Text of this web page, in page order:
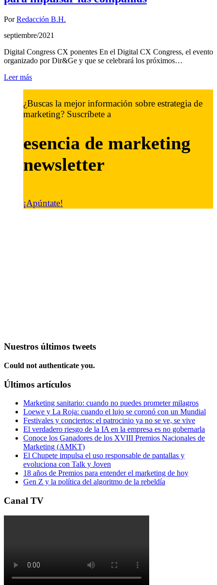
PorRedacción B.H.
septiembre/2021
Digital Congress CX ponentes En el Digital CX Congress, el evento
organizado por Dir&Ge y que se celebrará los próximos…
Leer más
¿Buscas la mejor información sobre estrategia de
marketing? Suscríbete a
esencia de marketing
newsletter
¡Apúntate!
Nuestros últimos tweets
Could not authenticate you.
Últimos artículos
Marketing sanitario: cuando no puedes prometer milagros
Loewe y La Roja: cuando el lujo se coronó con un Mundial
Festivales y conciertos: el patrocinio ya no se ve, se vive
El verdadero riesgo de la IA en la empresa es no gobernarla
Conoce los Ganadores de los XVIII Premios Nacionales de
Marketing (AMKT)
El Chupete impulsa el uso responsable de pantallas y
evoluciona con Talk y Joven
18 años de Premios para entender el marketing de hoy
Gen Z y la política del algoritmo de la rebeldía
Canal TV